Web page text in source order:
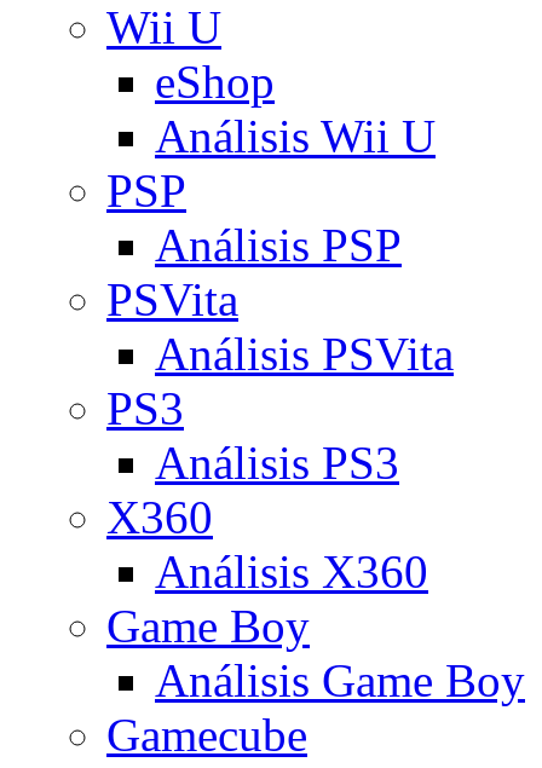
Wii U
eShop
Análisis Wii U
PSP
Análisis PSP
PSVita
Análisis PSVita
PS3
Análisis PS3
X360
Análisis X360
Game Boy
Análisis Game Boy
Gamecube